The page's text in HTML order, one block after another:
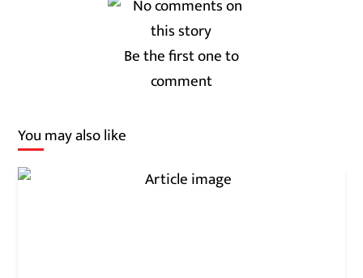
Be the first one to
comment
You may also like